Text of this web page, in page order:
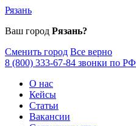
Рязань
Ваш город Рязань?
Сменить город Все верно
8 (800) 333-67-84 звонки по РФ
О нас
Кейсы
Статьи
Вакансии